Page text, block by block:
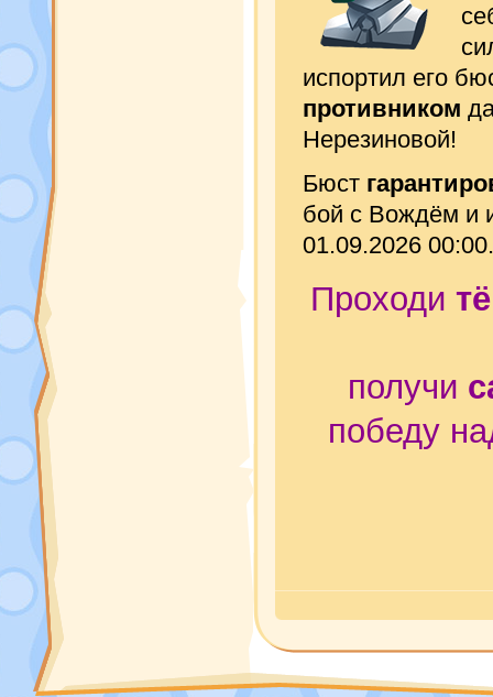
испортил его
противником
Нерезиновой!
Бюст
бой с Вождём и
01.09.2026 00:00.
Проходи
получи
победу